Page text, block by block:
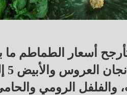
أسعار الخضروات والفاكهة اليوم السبت 14-6-2025 لتتأرجح أسعار
5
8 بدلا من 10 جنيهات، والخيار 10 جنيهات، والفلفل الرومي